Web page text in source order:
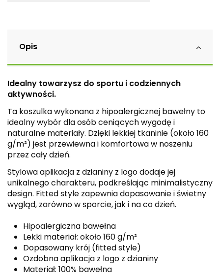
Opis
Idealny towarzysz do sportu i codziennych
aktywności.
Ta koszulka wykonana z hipoalergicznej bawełny to
idealny wybór dla osób ceniących wygodę i
naturalne materiały. Dzięki lekkiej tkaninie (około 160
g/m²) jest przewiewna i komfortowa w noszeniu
przez cały dzień.
Stylowa aplikacja z dzianiny z logo dodaje jej
unikalnego charakteru, podkreślając minimalistyczny
design. Fitted style zapewnia dopasowanie i świetny
wygląd, zarówno w sporcie, jak i na co dzień.
Hipoalergiczna bawełna
Lekki materiał: około 160 g/m²
Dopasowany krój (fitted style)
Ozdobna aplikacja z logo z dzianiny
Materiał: 100% bawełna